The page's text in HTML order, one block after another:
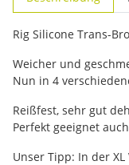
Rig Silicone Trans-
Weicher und
Nun in 4
Reißfest, sehr gut
Perfekt geeignet
Unser Tipp: In der